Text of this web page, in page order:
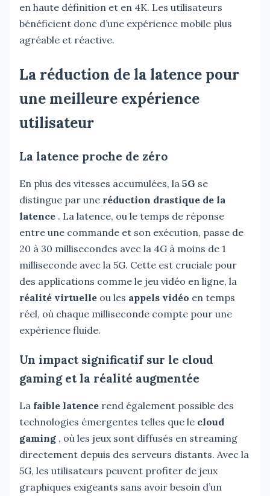
en haute définition et en 4K. Les utilisateurs
bénéficient donc d’une expérience mobile plus
agréable et réactive.
La réduction de la latence pour
une meilleure expérience
utilisateur
La latence proche de zéro
En plus des vitesses accumulées, la 5G se
distingue par une réduction drastique de la
latence . La latence, ou le temps de réponse
entre une commande et son exécution, passe de
20 à 30 millisecondes avec la 4G à moins de 1
milliseconde avec la 5G. Cette est cruciale pour
des applications comme le jeu vidéo en ligne, la
réalité virtuelle ou les appels vidéo en temps
réel, où chaque milliseconde compte pour une
expérience fluide.
Un impact significatif sur le cloud
gaming et la réalité augmentée
La faible latence rend également possible des
technologies émergentes telles que le cloud
gaming , où les jeux sont diffusés en streaming
directement depuis des serveurs distants. Avec la
5G, les utilisateurs peuvent profiter de jeux
graphiques exigeants sans avoir besoin d’un